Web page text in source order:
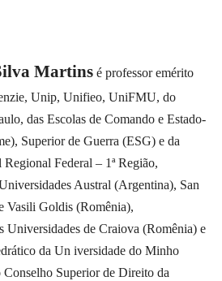
Martins é professor emérito
Unip, Unifieo, UniFMU, do
das Escolas de Comando e Estado-
Superior de Guerra (ESG) e da
Federal – 1ª Região,
Austral (Argentina), San
Vasili Goldis (Romênia),
Universidades de Craiova (Romênia) e
da Un iversidade do Minho
Superior de Direito da